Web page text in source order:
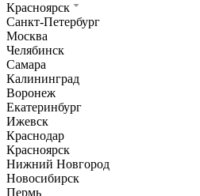
Красноярск
Санкт-Петербург
Москва
Челябинск
Самара
Калининград
Воронеж
Екатеринбург
Ижевск
Краснодар
Красноярск
Нижний Новгород
Новосибирск
Пермь